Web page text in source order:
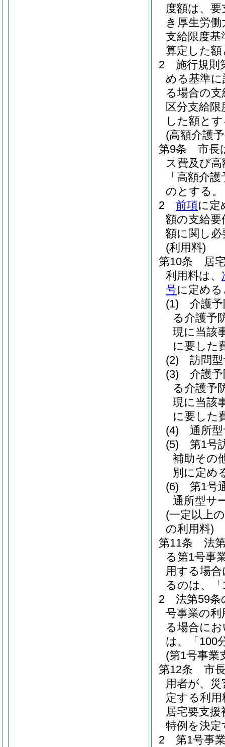
度額は、
き厚生労
支給限度基
算定した
2
施行規則
める基準
る場合の
区分支給
した額と
(高額介護
第9条
市長
ス費及び
「高額介
のとする。
2
前項に定
額の支給要
額に関し
(利用料)
第10条
居
利用料は、
号に定め
(1)
介護
る介護予
現に当該
に要した
(2)
訪問
(3)
介護
る介護予
現に当該
に要した
(4)
通所
(5)
第1号
補助その
別に定め
(6)
第1号
通所型サ
(一定以上
の利用料)
第11条
法
る第1号事
用する場
るのは、
2
法第59条
号事業の
る場合に
は、「100
(第1号事業
第12条
市
用者が、
定する利
居宅要支
特例を決
2
第1号事